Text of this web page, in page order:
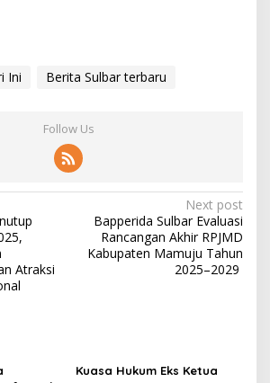
Ini Berita Sulbar terbaru
Follow Us
Atraksi
Next post
Bapperida Sulbar Evaluasi
Rancangan Akhir RPJMD
Kabupaten Mamuju Tahun
2025–2029
Kuasa Hukum Eks Ketua